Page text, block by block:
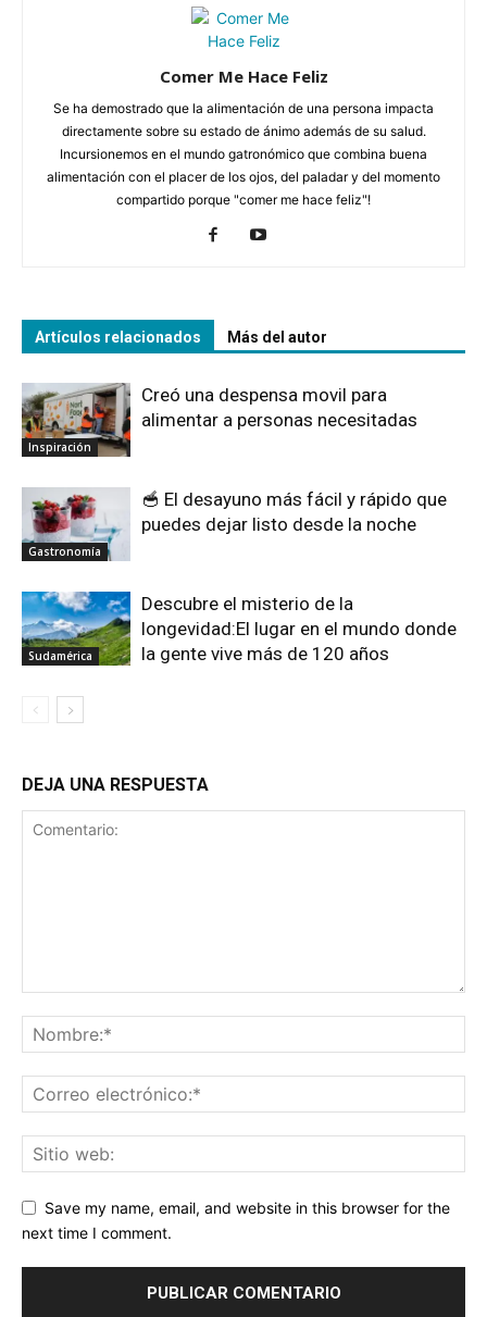
Comer Me Hace Feliz
Se ha demostrado que la alimentación de una persona impacta
directamente sobre su estado de ánimo además de su salud.
Incursionemos en el mundo gatronómico que combina buena
alimentación con el placer de los ojos, del paladar y del momento
compartido porque "comer me hace feliz"!
Artículos relacionados Más del autor
Inspiración
Creó una despensa movil para
alimentar a personas necesitadas
Gastronomía
🥣 El desayuno más fácil y rápido que
puedes dejar listo desde la noche
Sudamérica
Descubre el misterio de la
longevidad:El lugar en el mundo donde
la gente vive más de 120 años
DEJA UNA RESPUESTA
Save my name, email, and website in this browser for the
next time I comment.